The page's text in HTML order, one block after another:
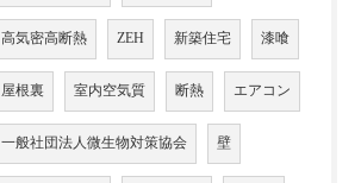
高気密高断熱 ZEH 新築住宅 漆喰
屋根裏 室内空気質 断熱 エアコン
一般社団法人微生物対策協会 壁